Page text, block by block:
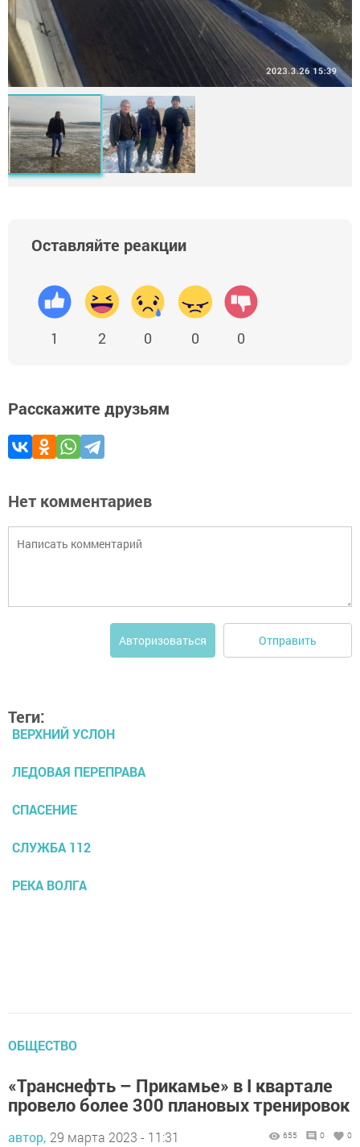
Оставляйте реакции
1 2 0 0 0
Расскажите друзьям
Нет комментариев
Авторизоваться Отправить
Теги:
ВЕРХНИЙ УСЛОН
ЛЕДОВАЯ ПЕРЕПРАВА
СПАСЕНИЕ
СЛУЖБА 112
РЕКА ВОЛГА
ОБЩЕСТВО
«Транснефть – Прикамье» в I квартале
провело более 300 плановых тренировок
автор, 29 марта 2023 - 11:31 655 0 0